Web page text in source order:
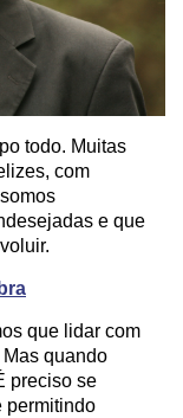
todo. Muitas
com
e que
que lidar com
quando
preciso se
permitindo